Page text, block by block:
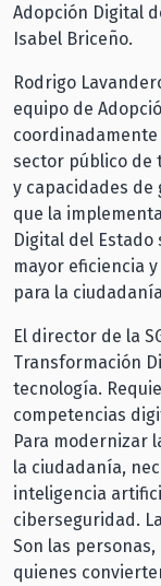
Adopción Digital
Isabel Briceño.
Rodrigo
equipo de
sector público de
y capacidades de
que la
Digital del Estado
mayor eficiencia
para la
El director de la
Transformación
tecnología.
competencias
Para modernizar
la ciudadanía,
inteligencia
ciberseguridad.
Son las
quienes